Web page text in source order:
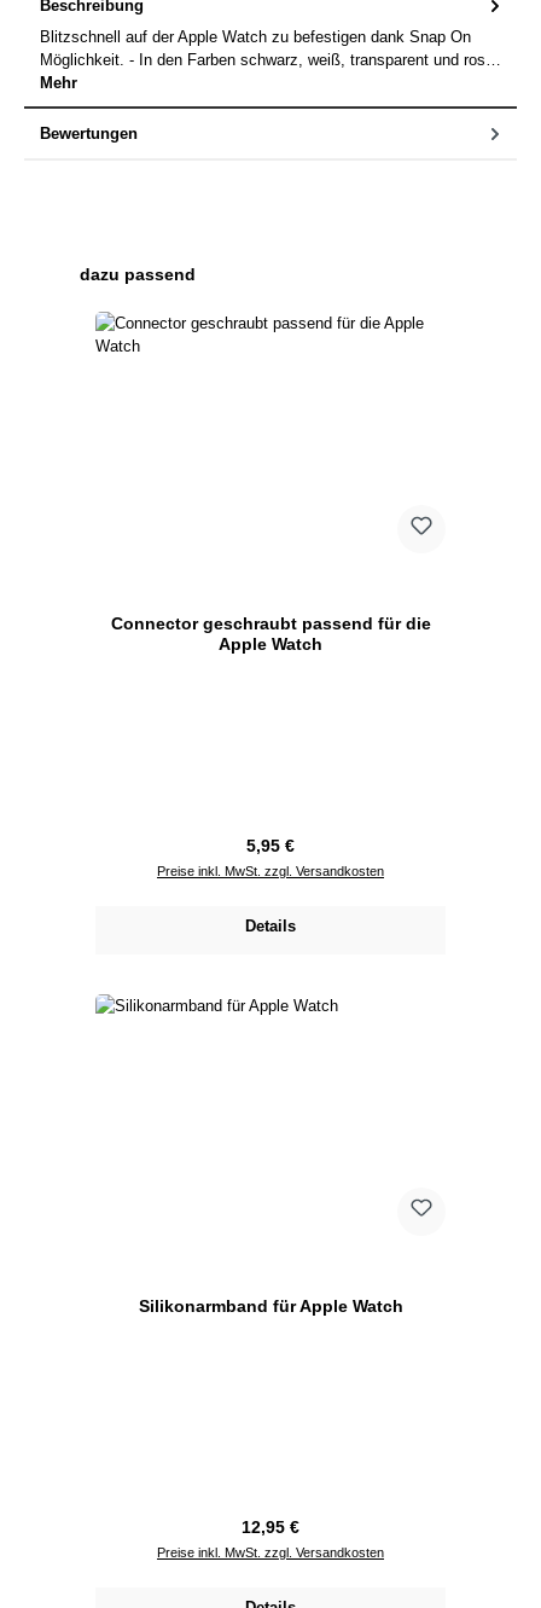
Beschreibung
Blitzschnell auf der Apple Watch zu befestigen dank Snap On
Möglichkeit. - In den Farben schwarz, weiß, transparent und ros…
Mehr
Bewertungen
Produktgalerie überspringen
dazu passend
Connector geschraubt passend für die
Apple Watch
Regulärer Preis:
5,95 €
Preise inkl. MwSt. zzgl. Versandkosten
Details
Silikonarmband für Apple Watch
Regulärer Preis:
12,95 €
Preise inkl. MwSt. zzgl. Versandkosten